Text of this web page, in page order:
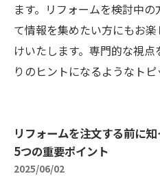
ます。リフォームを検討中
て情報を集めたい方にもお
けいたします。専門的な視
りのヒントになるようなトピ
リフォームを注文する前に
5つの重要ポイント
2025/06/02